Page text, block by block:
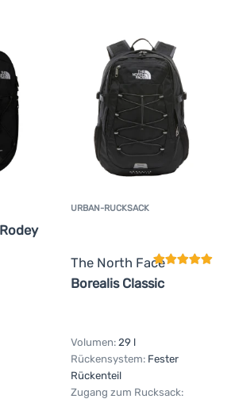
Rodey
URBAN-RUCKSACK
The North Face
Borealis Classic
Volumen: 29 l
Rückensystem: Fester
Rückenteil
Zugang zum Rucksack: